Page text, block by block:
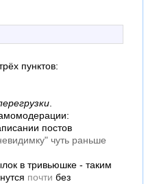
пунктов:
постов
чуть раньше
в тривьюшке - таким
почти без